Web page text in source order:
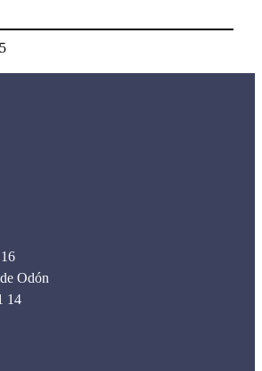
Odón
14